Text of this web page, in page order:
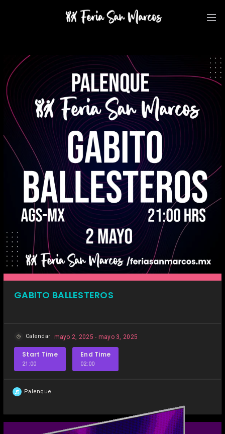
GABITO BALLESTEROS
Calendar mayo 2, 2025 - mayo 3, 2025
Start Time
21:00
End Time
02:00
Palenque